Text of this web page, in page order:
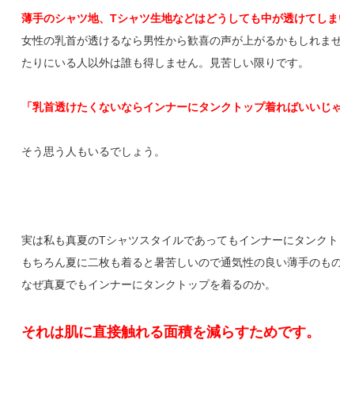
薄手のシャツ地、Tシャツ生地などはどうしても中が透けてしま
女性の乳首が透けるなら男性から歓喜の声が上がるかもしれま
たりにいる人以外は誰も得しません。見苦しい限りです。
「乳首透けたくないならインナーにタンクトップ着ればいいじゃ
そう思う人もいるでしょう。
実は私も真夏のTシャツスタイルであってもインナーにタンクト
もちろん夏に二枚も着ると暑苦しいので通気性の良い薄手のも
なぜ真夏でもインナーにタンクトップを着るのか。
それは肌に直接触れる面積を減らすためです。